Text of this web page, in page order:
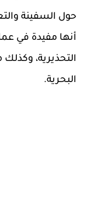
حول السفينة
أنها مفيدة في
التحذيرية،
البحرية.